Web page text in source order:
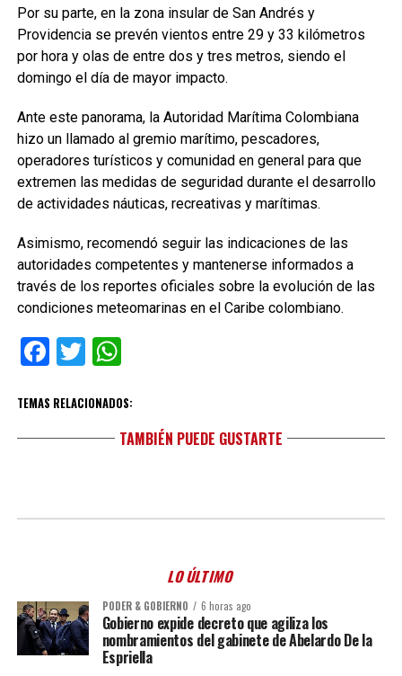
Por su parte, en la zona insular de San Andrés y
Providencia se prevén vientos entre 29 y 33 kilómetros
por hora y olas de entre dos y tres metros, siendo el
domingo el día de mayor impacto.
Ante este panorama, la Autoridad Marítima Colombiana
hizo un llamado al gremio marítimo, pescadores,
operadores turísticos y comunidad en general para que
extremen las medidas de seguridad durante el desarrollo
de actividades náuticas, recreativas y marítimas.
Asimismo, recomendó seguir las indicaciones de las
autoridades competentes y mantenerse informados a
través de los reportes oficiales sobre la evolución de las
condiciones meteomarinas en el Caribe colombiano.
Facebook
TwitterWhatsApp
TEMAS RELACIONADOS:
TAMBIÉN PUEDE GUSTARTE
LO ÚLTIMO
PODER & GOBIERNO 6 horas ago
Gobierno expide decreto que agiliza los
nombramientos del gabinete de Abelardo De la
Espriella